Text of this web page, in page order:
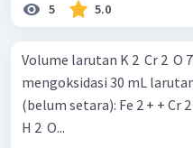
5 5.0
Volume larutan K 2 ​ Cr 2 ​ O
mengoksidasi 30 mL
(belum setara): Fe 2 + + Cr 2 ​ O 7 2 − ​ + H + → Fe 3 + + Cr 3 + +
H 2 ​ O...